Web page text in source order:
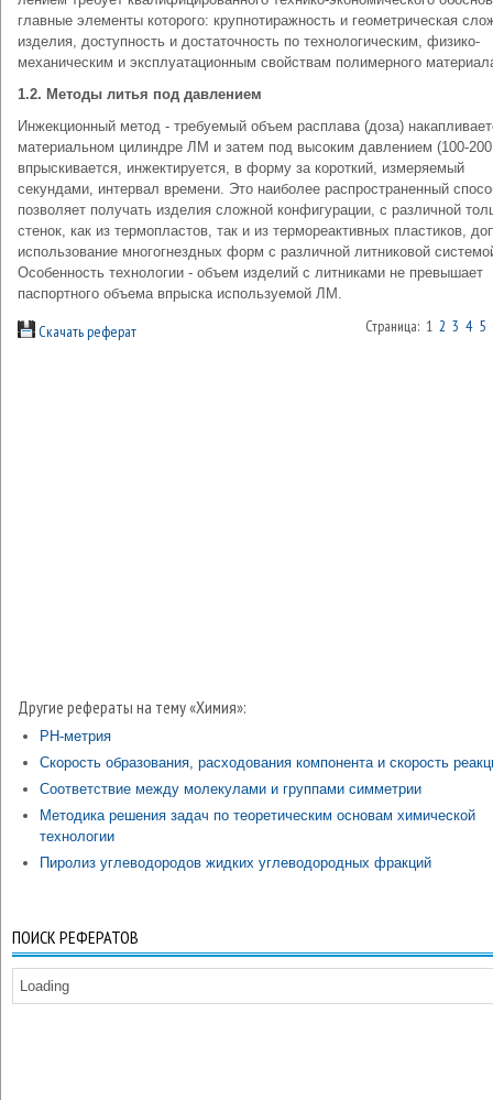
главные элементы которого: крупнотиражность и геометрическая
изделия, доступность и достаточность по технологическим, физико-
механическим и эксплуатационным свойст­вам полимерного
1.2. Методы литья под давлением
Инжекционный метод - требуемый объем расплава (доза)
мате­риальном цилиндре ЛМ и затем под высоким давлением (100-
впрыскива­ется, инжектируется, в форму за короткий, измеряемый
секундами, интервал време­ни. Это наиболее распространенный
позволяет получать изделия сложной конфигурации, с различной
стенок, как из термопластов, так и из терморе­активных пластиков,
использование многогнездных форм с различной литниковой
Особенность технологии - объем изделий с литниками не превышает
паспортного объема впрыска используемой ЛМ.
Скачать реферат Страница: 1 2 3 4 5
Другие рефераты на тему «Химия»:
РН-метрия
Скорость образования, расходования компонента и скорость
Соответствие между молекулами и группами симметрии
Методика решения задач по теоретическим основам химической
технологии
Пиролиз углеводородов жидких углеводородных фракций
ПОИСК РЕФЕРАТОВ
Loading